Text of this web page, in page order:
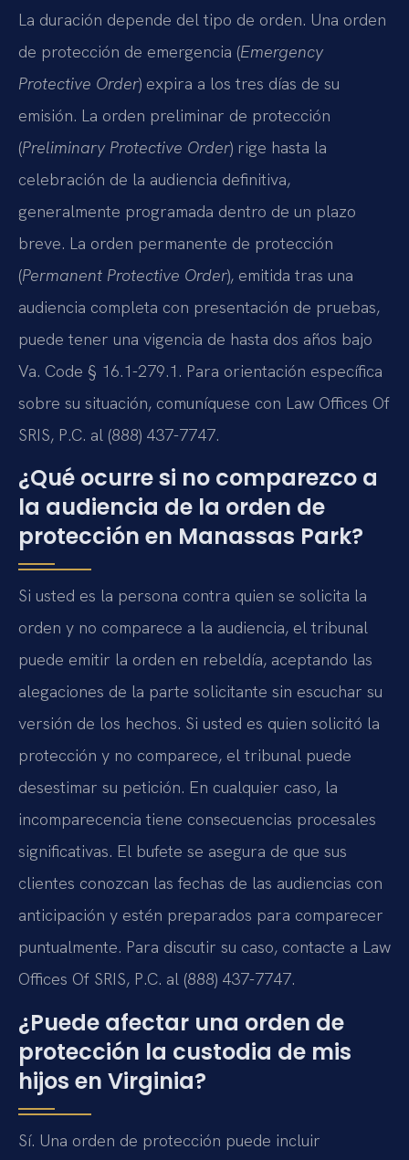
La duración depende del tipo de orden. Una orden
de protección de emergencia (Emergency
Protective Order) expira a los tres días de su
emisión. La orden preliminar de protección
(Preliminary Protective Order) rige hasta la
celebración de la audiencia definitiva,
generalmente programada dentro de un plazo
breve. La orden permanente de protección
(Permanent Protective Order), emitida tras una
audiencia completa con presentación de pruebas,
puede tener una vigencia de hasta dos años bajo
Va. Code § 16.1-279.1. Para orientación específica
sobre su situación, comuníquese con Law Offices Of
SRIS, P.C. al (888) 437-7747.
¿Qué ocurre si no comparezco a
la audiencia de la orden de
protección en Manassas Park?
Si usted es la persona contra quien se solicita la
orden y no comparece a la audiencia, el tribunal
puede emitir la orden en rebeldía, aceptando las
alegaciones de la parte solicitante sin escuchar su
versión de los hechos. Si usted es quien solicitó la
protección y no comparece, el tribunal puede
desestimar su petición. En cualquier caso, la
incomparecencia tiene consecuencias procesales
significativas. El bufete se asegura de que sus
clientes conozcan las fechas de las audiencias con
anticipación y estén preparados para comparecer
puntualmente. Para discutir su caso, contacte a Law
Offices Of SRIS, P.C. al (888) 437-7747.
¿Puede afectar una orden de
protección la custodia de mis
hijos en Virginia?
Sí. Una orden de protección puede incluir